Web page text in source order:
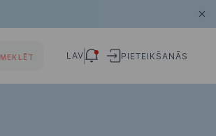
MEKLĒT LAV PIETEIKŠANĀS